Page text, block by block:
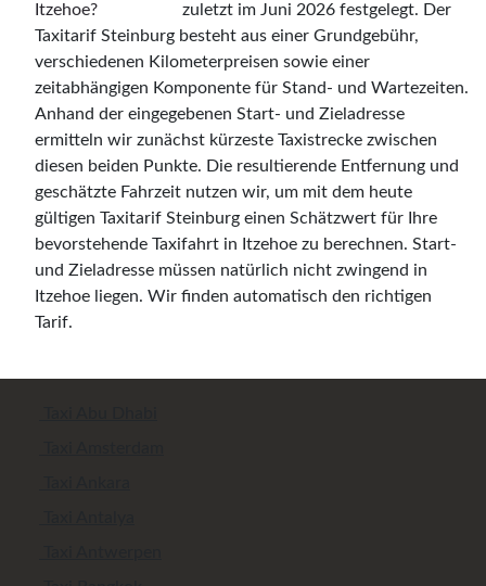
zuletzt im Juni 2026 festgelegt. Der
Taxitarif Steinburg besteht aus einer Grundgebühr,
verschiedenen Kilometerpreisen sowie einer
zeitabhängigen Komponente für Stand- und Wartezeiten.
Anhand der eingegebenen Start- und Zieladresse
ermitteln wir zunächst kürzeste Taxistrecke zwischen
diesen beiden Punkte. Die resultierende Entfernung und
geschätzte Fahrzeit nutzen wir, um mit dem heute
gültigen Taxitarif Steinburg einen Schätzwert für Ihre
bevorstehende Taxifahrt in Itzehoe zu berechnen. Start-
und Zieladresse müssen natürlich nicht zwingend in
Itzehoe liegen. Wir finden automatisch den richtigen
Tarif.